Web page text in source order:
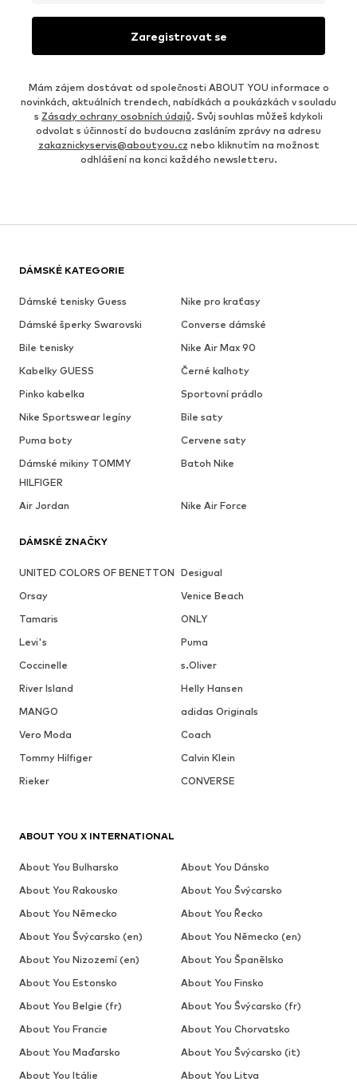
Zaregistrovat se
Mám zájem dostávat od společnosti ABOUT YOU informace o
novinkách, aktuálních trendech, nabídkách a poukázkách v souladu
s Zásady ochrany osobních údajů. Svůj souhlas můžeš kdykoli
odvolat s účinností do budoucna zasláním zprávy na adresu
zakaznickyservis@aboutyou.cz nebo kliknutím na možnost
odhlášení na konci každého newsletteru.
DÁMSKÉ KATEGORIE
Dámské tenisky Guess
Nike pro kraťasy
Dámské šperky Swarovski
Converse dámské
Bile tenisky
Nike Air Max 90
Kabelky GUESS
Černé kalhoty
Pinko kabelka
Sportovní prádlo
Nike Sportswear legíny
Bile saty
Puma boty
Cervene saty
Dámské mikiny TOMMY
HILFIGER
Batoh Nike
Air Jordan Nike Air Force
DÁMSKÉ ZNAČKY
UNITED COLORS OF BENETTON Desigual
Orsay
Venice Beach
Tamaris
ONLY
Levi's
Puma
Coccinelle
s.Oliver
River Island
Helly Hansen
MANGO
adidas Originals
Vero Moda
Coach
Tommy Hilfiger
Calvin Klein
Rieker
CONVERSE
ABOUT YOU X INTERNATIONAL
About You Bulharsko
About You Dánsko
About You Rakousko
About You Švýcarsko
About You Německo
About You Řecko
About You Švýcarsko (en)
About You Německo (en)
About You Nizozemí (en)
About You Španělsko
About You Estonsko
About You Finsko
About You Belgie (fr)
About You Švýcarsko (fr)
About You Francie
About You Chorvatsko
About You Maďarsko
About You Švýcarsko (it)
About You Itálie
About You Litva